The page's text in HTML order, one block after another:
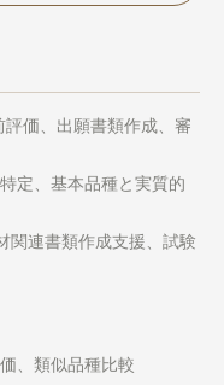
価、出願書類作成、審
定、基本品種と実質的
関連書類作成支援、試験
、類似品種比較